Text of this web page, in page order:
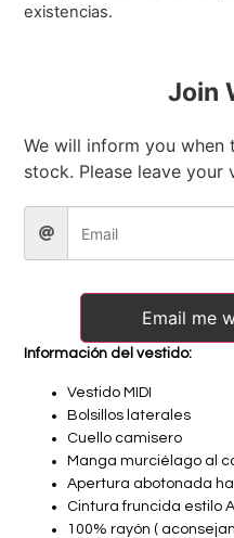
existencias.
Join
We will inform you when
stock. Please leave your
Email me
Información del vestido:
Vestido MIDI
Bolsillos laterales
Cuello camisero
Manga murciélago al
Apertura abotonada
Cintura fruncida estilo A
100% rayón (